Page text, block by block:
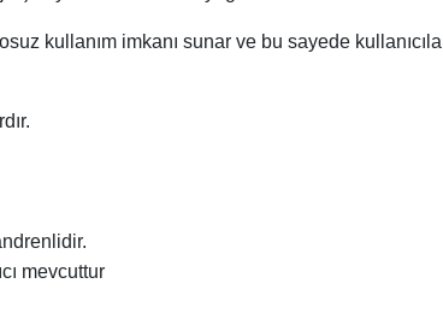
kullanım imkanı sunar ve bu sayede
mevcuttur